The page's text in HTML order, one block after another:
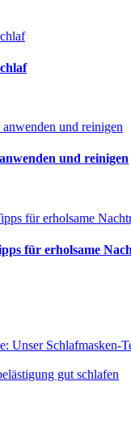
und reinigen
für erholsame
Unser Schlafmasken-
gut schlafen